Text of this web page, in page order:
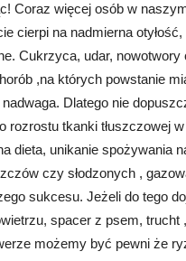
Coraz więcej osób w
cierpi na nadmierna
Cukrzyca, udar, nowotwory
,na których powstanie
Dlatego nie
rozrostu tkanki tłuszczowej
dieta, unikanie spożywania
czy słodzonych ,
sukcesu. Jeżeli do tego
spacer z psem, trucht
możemy być pewni że